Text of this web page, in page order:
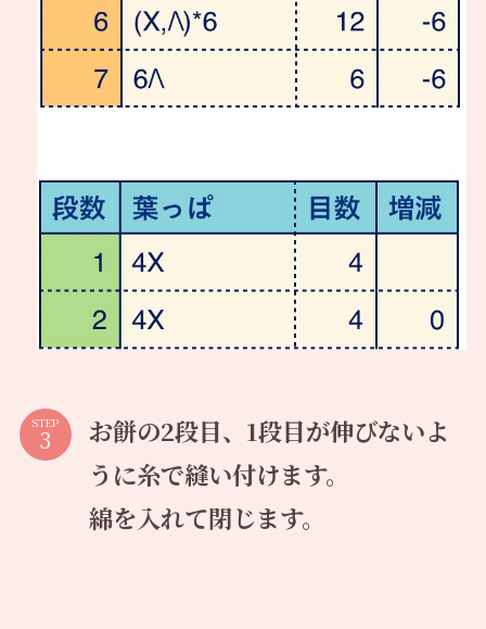
STEP
お餅の2段目、1段目が伸びないよ
うに糸で縫い付けます。
綿を入れて閉じます。